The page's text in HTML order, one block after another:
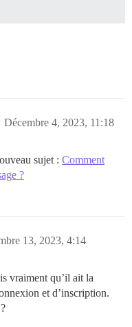
Décembre 4, 2023, 11:18
sujet : Comment
?
13, 2023, 4:14
vraiment qu’il ait la
et d’inscription.